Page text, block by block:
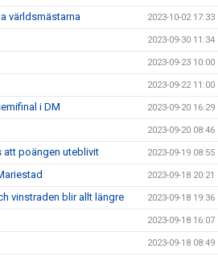
världsmästarna 2023-10-02 17:33
2023-09-30 11:34
2023-09-23 10:00
2023-09-22 11:00
i DM 2023-09-20 16:29
2023-09-20 08:46
att poängen uteblivit 2023-09-19 08:55
2023-09-18 20:21
vinstraden blir allt längre 2023-09-18 19:36
2023-09-18 16:07
2023-09-18 08:49